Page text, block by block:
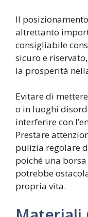
Il
altrettanto
consigliabile
sicuro e
la prosperità
Evitare di
o in luoghi
interferire con
Prestare
pulizia regolare
poiché una
potrebbe
propria vita.